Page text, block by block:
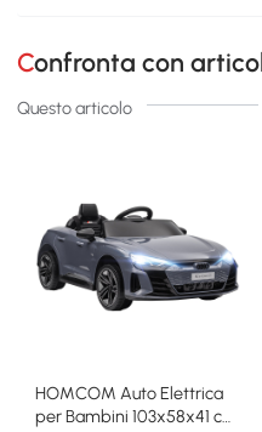
Confronta con
Questo articolo
HOMCOM Auto Elettrica
per Bambini 103x58x41 cm